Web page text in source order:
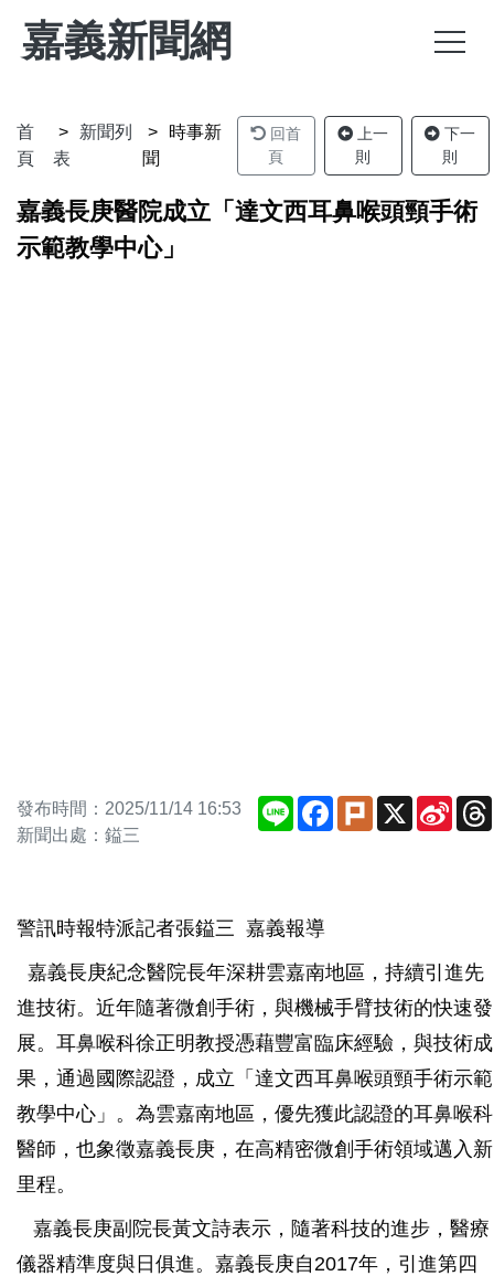
嘉義新聞網
首
頁
新聞列
表
時事新
聞
回首
頁
上一
則
下一
則
嘉義長庚醫院成立「達文西耳鼻喉頭頸手術
示範教學中心」
發布時間：2025/11/14 16:53
新聞出處：鎰三
Line Facebook
Plurk X
Sina
警訊時報特派記者張鎰三 嘉義報導
嘉義長庚紀念醫院長年深耕雲嘉南地區，持續引進先
進技術。近年隨著微創手術，與機械手臂技術的快速發
展。耳鼻喉科徐正明教授憑藉豐富臨床經驗，與技術成
果，通過國際認證，成立「達文西耳鼻喉頭頸手術示範
教學中心」。為雲嘉南地區，優先獲此認證的耳鼻喉科
醫師，也象徵嘉義長庚，在高精密微創手術領域邁入新
里程。
嘉義長庚副院長黃文詩表示，隨著科技的進步，醫療
儀器精準度與日俱進。嘉義長庚自2017年，引進第四